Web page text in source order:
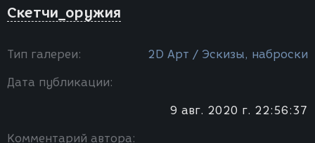
Скетчи_оружия
Тип галереи: 2D Арт / Эскизы, наброски
Дата публикации:
9 авг. 2020 г. 22:56:37
Комментарий автора: